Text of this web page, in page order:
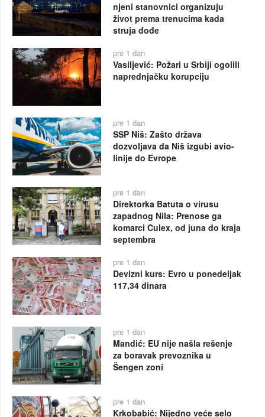
njeni stanovnici organizuju
život prema trenucima kada
struja dođe
pre 1 dan
Vasiljević: Požari u Srbiji ogolili
naprednjačku korupciju
pre 1 dan
SSP Niš: Zašto država
dozvoljava da Niš izgubi avio-
linije do Evrope
pre 1 dan
Direktorka Batuta o virusu
zapadnog Nila: Prenose ga
komarci Culex, od juna do kraja
septembra
pre 1 dan
Devizni kurs: Evro u ponedeljak
117,34 dinara
pre 1 dan
Mandić: EU nije našla rešenje
za boravak prevoznika u
Šengen zoni
pre 1 dan
Krkobabić: Nijedno veće selo